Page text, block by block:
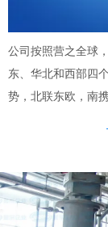
公司按照营之全球
东、华北和西部四
势，北联东欧，南